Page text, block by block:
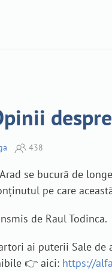
438
se bucură de
pe care
de Raul Todinca.
ai puterii Sale
👉 aici: https://